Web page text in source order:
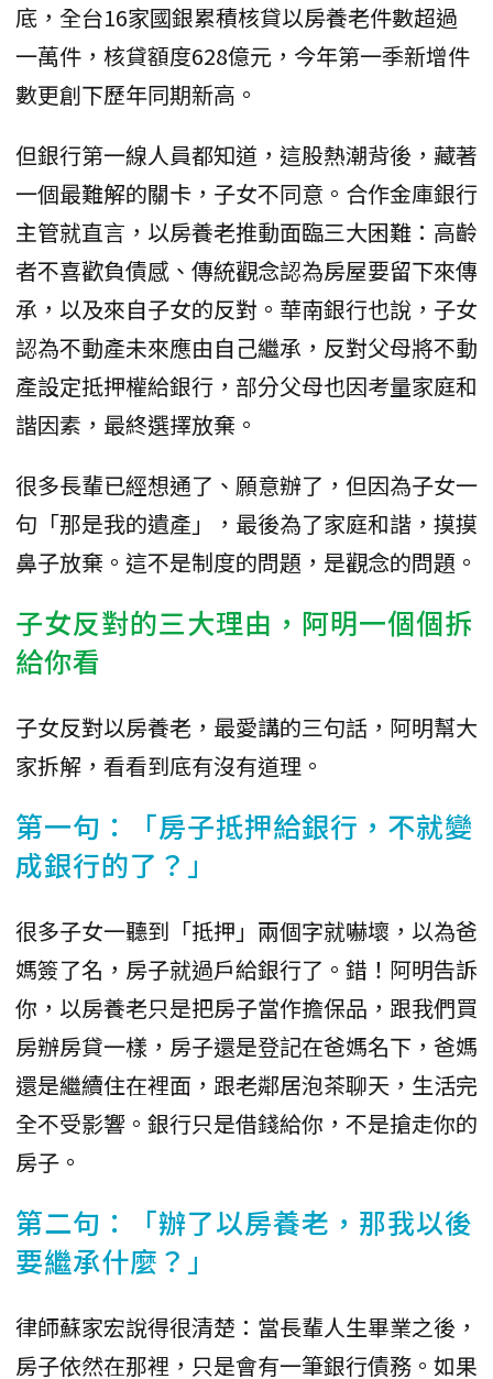
底，全台16家國銀累積核貸以房養老件數超過
一萬件，核貸額度628億元，今年第一季新增件
數更創下歷年同期新高。
但銀行第一線人員都知道，這股熱潮背後，藏著
一個最難解的關卡，子女不同意。合作金庫銀行
主管就直言，以房養老推動面臨三大困難：高齡
者不喜歡負債感、傳統觀念認為房屋要留下來傳
承，以及來自子女的反對。華南銀行也說，子女
認為不動產未來應由自己繼承，反對父母將不動
產設定抵押權給銀行，部分父母也因考量家庭和
諧因素，最終選擇放棄。
很多長輩已經想通了、願意辦了，但因為子女一
句「那是我的遺產」，最後為了家庭和諧，摸摸
鼻子放棄。這不是制度的問題，是觀念的問題。
子女反對的三大理由，阿明一個個拆
給你看
子女反對以房養老，最愛講的三句話，阿明幫大
家拆解，看看到底有沒有道理。
第一句：「房子抵押給銀行，不就變
成銀行的了？」
很多子女一聽到「抵押」兩個字就嚇壞，以為爸
媽簽了名，房子就過戶給銀行了。錯！阿明告訴
你，以房養老只是把房子當作擔保品，跟我們買
房辦房貸一樣，房子還是登記在爸媽名下，爸媽
還是繼續住在裡面，跟老鄰居泡茶聊天，生活完
全不受影響。銀行只是借錢給你，不是搶走你的
房子。
第二句：「辦了以房養老，那我以後
要繼承什麼？」
律師蘇家宏說得很清楚：當長輩人生畢業之後，
房子依然在那裡，只是會有一筆銀行債務。如果